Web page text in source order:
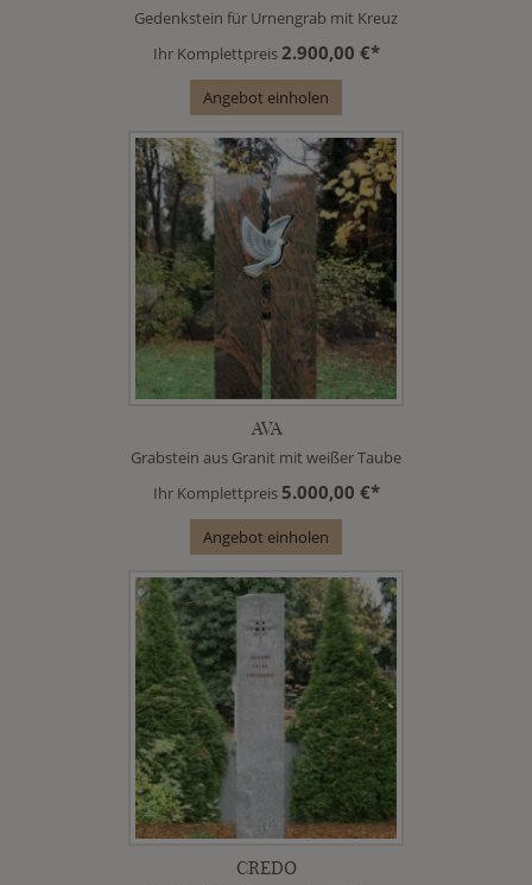
Gedenkstein für Urnengrab mit Kreuz
Ihr Komplettpreis2.900,00 €*
Angebot einholen
AVA
Grabstein aus Granit mit weißer Taube
Ihr Komplettpreis 5.000,00 €*
Angebot einholen
CREDO